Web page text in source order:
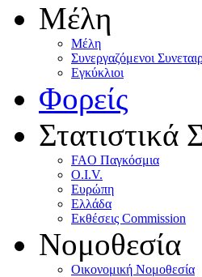
Μέλη
Mέλη
Συνεργαζόμενοι
Εγκύκλιοι
Φορείς
Στατιστικά
FAO Παγκόσμια
O.I.V.
Ευρώπη
Ελλάδα
Eκθέσεις Commission
Νομοθεσία
Οικονομική Νομοθεσία